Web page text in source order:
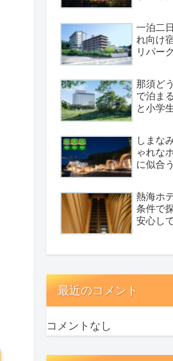
一泊二
れ向け
リパー
那須ど
で泊ま
と小学
しまな
ゃれな
に似合
熱海ホ
条件で
安心し
最近のコメント
コメントなし